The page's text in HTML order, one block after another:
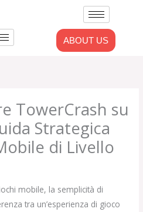
ABOUT US
TowerCrash su
Strategica
di Livello
mobile, la semplicità di
tra un’esperienza di gioco